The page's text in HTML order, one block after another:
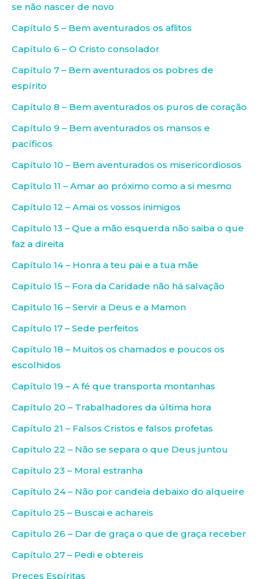
se não nascer de novo
Capítulo 5 – Bem aventurados os aflitos
Capítulo 6 – O Cristo consolador
Capítulo 7 – Bem aventurados os pobres de
espírito
Capítulo 8 – Bem aventurados os puros de coração
Capítulo 9 – Bem aventurados os mansos e
pacíficos
Capítulo 10 – Bem aventurados os misericordiosos
Capítulo 11 – Amar ao próximo como a si mesmo
Capítulo 12 – Amai os vossos inimigos
Capítulo 13 – Que a mão esquerda não saiba o que
faz a direita
Capítulo 14 – Honra a teu pai e a tua mãe
Capítulo 15 – Fora da Caridade não há salvação
Capítulo 16 – Servir a Deus e a Mamon
Capítulo 17 – Sede perfeitos
Capítulo 18 – Muitos os chamados e poucos os
escolhidos
Capítulo 19 – A fé que transporta montanhas
Capítulo 20 – Trabalhadores da última hora
Capítulo 21 – Falsos Cristos e falsos profetas
Capítulo 22 – Não se separa o que Deus juntou
Capítulo 23 – Moral estranha
Capítulo 24 – Não por candeia debaixo do alqueire
Capítulo 25 – Buscai e achareis
Capítulo 26 – Dar de graça o que de graça receber
Capítulo 27 – Pedi e obtereis
Preces Espíritas